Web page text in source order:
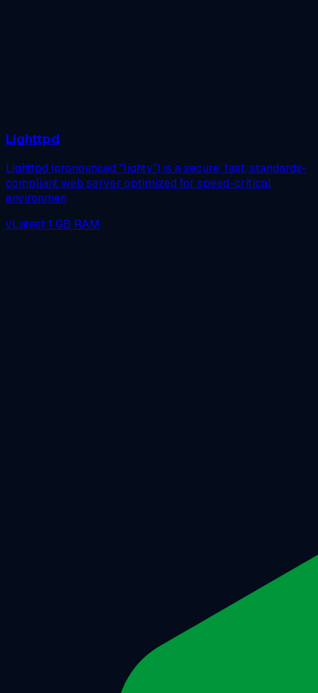
Lighttpd
Lighttpd (pronounced "lighty") is a secure, fast, standards-
compliant web server optimized for speed-critical
environmen
vLatest1 GB RAM